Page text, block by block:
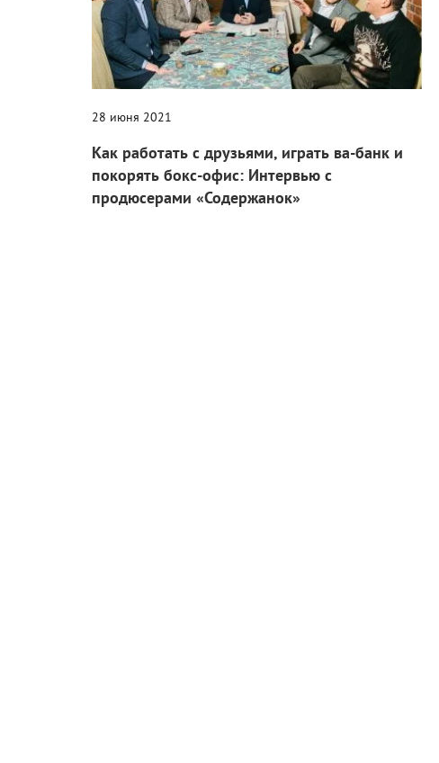
28 июня 2021
Как работать с друзьями, играть ва-банк и
покорять бокс-офис: Интервью с
продюсерами «Содержанок»